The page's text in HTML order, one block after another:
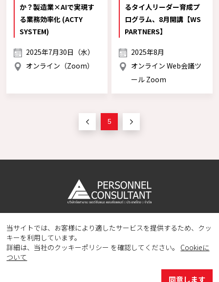
か？製造業×AIで実現す
る業務効率化 (ACTY
SYSTEM)
2025年7月30日（水）
オンライン（Zoom）
るタイ人リーダー育成プ
ログラム、8月開講【WS
PARTNERS】
2025年8月
オンライン Web会議ツ
ール Zoom
5
Copyright © 2023 PERSONNEL CONSULTANT MANPOWER.
All Rights Reserved.
当サイトでは、お客様により適したサービスを提供するため、クッ
キーを利用しています。
詳細は、当社のクッキーポリシー を確認してください。 Cookieに
ついて
同意します